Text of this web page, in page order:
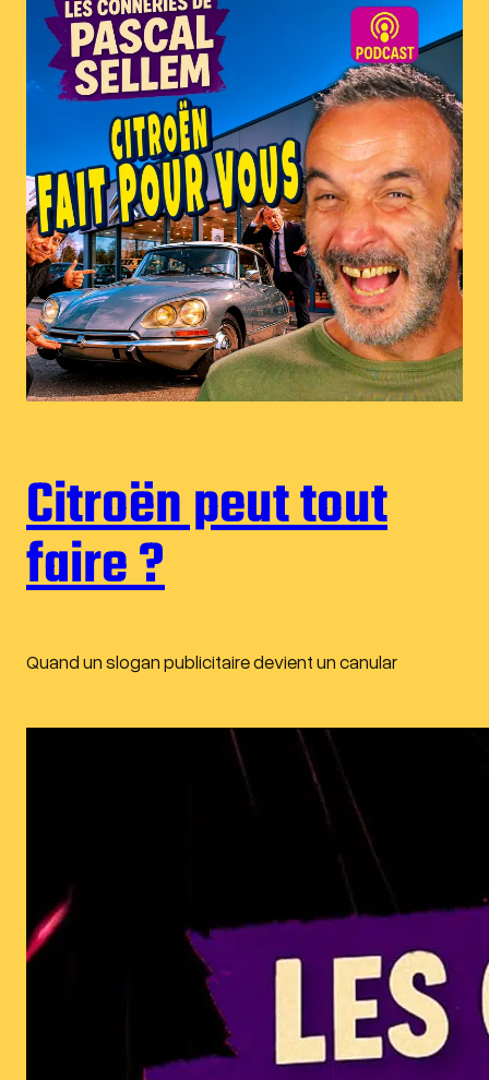
Citroën peut tout
faire ?
Quand un slogan publicitaire devient un canular